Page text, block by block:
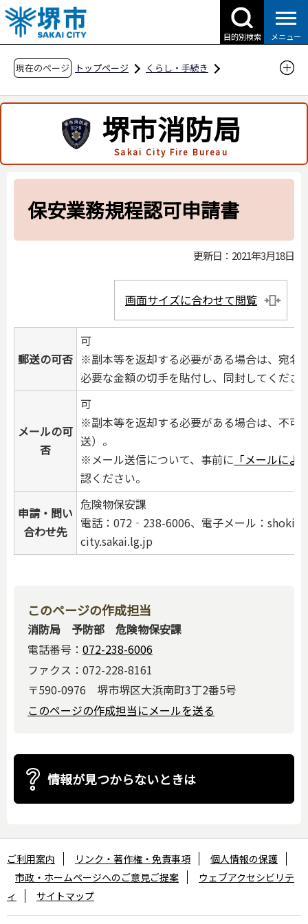
こ
の
ペ
の
で
目的別検索 メニュー
現在のページ トップページ
くらし・手続き
申請・届出用紙
液化石油ガスの保安の確保及び取引の適正化に
関する法律関係
液化石油ガスの保安の確保及び取引の適正化に
保安業務規程認可申請書
堺市消防局
Sakai City Fire Bureau
保安業務規程認可申請書
更新日：2021年3月18日
画面サイズに合わせて閲覧
郵送の可否
可
※副本等を返却する必要がある場合は、宛名
必要な金額の切手を貼付し、同封してくださ
メールの可
否
可
※副本等を返却する必要がある場合は、不可
送）。
※メール送信について、事前に 「メールによ
認ください。
申請・問い
合わせ先
危険物保安課
電話：072‐238-6006、電子メール：shoki
city.sakai.lg.jp
このページの作成担当
消防局 予防部 危険物保安課
電話番号： 072-238-6006
ファクス：072-228-8161
〒590-0976 堺市堺区大浜南町3丁2番5号
このページの作成担当にメールを送る
情報が見つからないときは
ご利用案内 リンク・著作権・免責事項
個人情報の保護
市政・ホームページへのご意見ご提案
ウェブアクセシビリテ
ィ
サイトマップ